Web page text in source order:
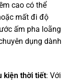
cao có thể
mất đi độ
ấm pha loãng
dụng dành
kiện thời tiết: Với